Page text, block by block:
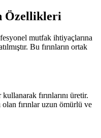
Özellikleri
mutfak ihtiyaçlarına
Bu fırınların ortak
fırınlarını üretir.
fırınlar uzun ömürlü ve